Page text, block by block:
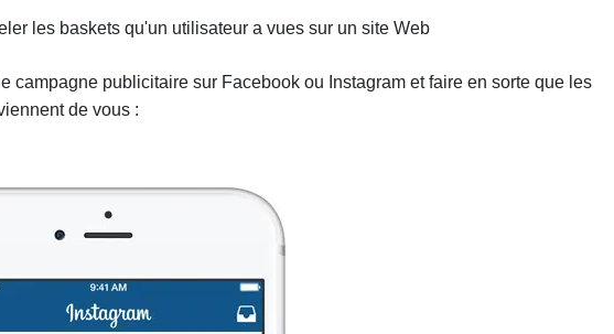
les baskets qu'un utilisateur a vues sur un site Web
campagne publicitaire sur Facebook ou Instagram et faire en sorte que les
de vous :